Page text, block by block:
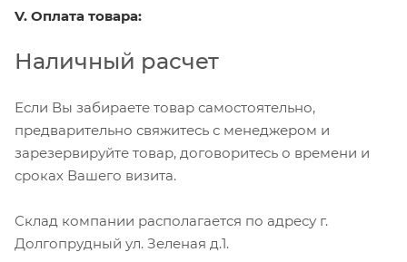
V. Оплата товара:
Наличный расчет
Если Вы забираете товар самостоятельно,
предварительно свяжитесь с менеджером и
зарезервируйте товар, договоритесь о времени и
сроках Вашего визита.
Склад компании располагается по адресу г.
Долгопрудный ул. Зеленая д.1.